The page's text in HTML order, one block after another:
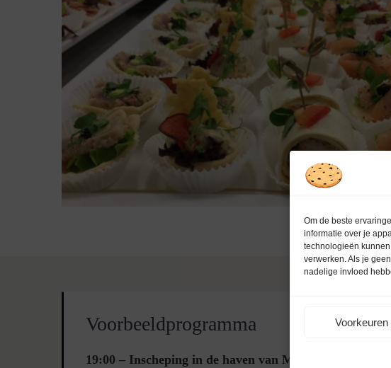
Om de beste
informatie over je
technologieën
verwerken. Als je
nadelige invloed
Voorkeuren
Voorbeeldprogramma
19:00 – Inscheping in de haven van Muiden